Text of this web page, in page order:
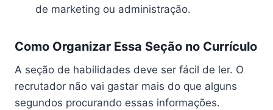
de marketing ou administração.
Como Organizar Essa Seção no Currículo
A seção de habilidades deve ser fácil de ler. O
recrutador não vai gastar mais do que alguns
segundos procurando essas informações.